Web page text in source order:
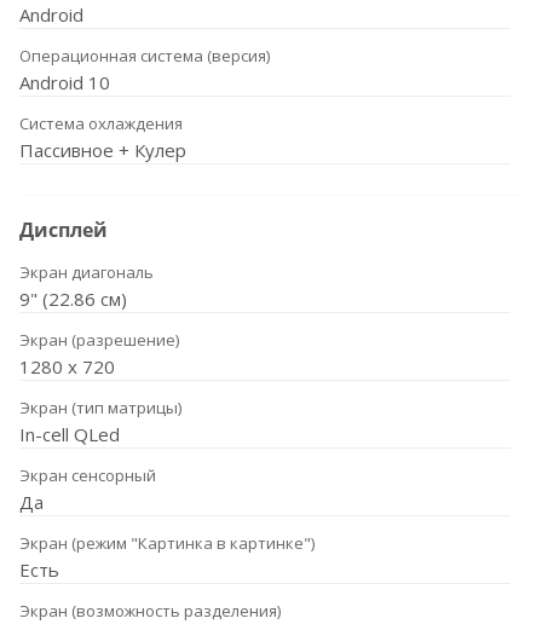
Android
Операционная система (версия)
Android 10
Система охлаждения
Пассивное + Кулер
Дисплей
Экран диагональ
9" (22.86 см)
Экран (разрешение)
1280 х 720
Экран (тип матрицы)
In-cell QLed
Экран сенсорный
Да
Экран (режим "Картинка в картинке")
Есть
Экран (возможность разделения)